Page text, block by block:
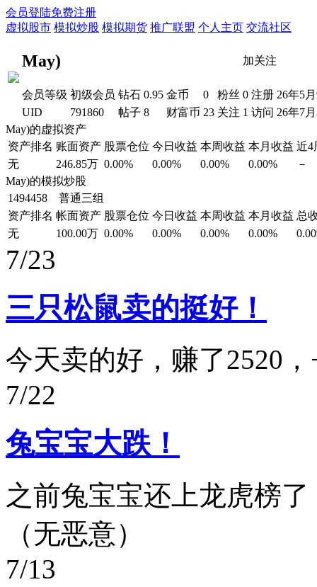
会员登陆免费注册
虚拟股市 模拟炒股 模拟期货 推广联盟 个人主页 交流社区
May) 加关注
会员等级 初级会员 钻石 0.95 金币 0 粉丝 0 注册 26年5
UID
791860 帖子 8 财富币 23 关注 1 访问 26年7
May)的虚拟资产
资产排名 账面资产 股票仓位 今日收益 本周收益 本月收益 近4
无
246.85万 0.00% 0.00% 0.00% 0.00%
－
May)的模拟炒股
1494458 普通三组
资产排名 帐面资产 股票仓位 今日收益 本周收益 本月收益 总
无
100.00万 0.00% 0.00% 0.00% 0.00%
7/23
三只松鼠卖的挺好！
今天卖的好，赚了2520，
7/22
兔宝宝大跌！
之前兔宝宝还上龙虎榜
（无恶意）
7/13